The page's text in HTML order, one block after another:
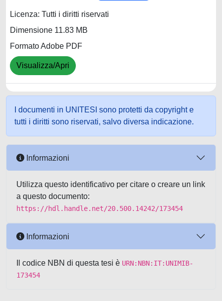
Licenza: Tutti i diritti riservati
Dimensione 11.83 MB
Formato Adobe PDF
Visualizza/Apri
I documenti in UNITESI sono protetti da copyright e
tutti i diritti sono riservati, salvo diversa indicazione.
Informazioni
Utilizza questo identificativo per citare o creare un link
a questo documento:
https://hdl.handle.net/20.500.14242/173454
Informazioni
Il codice NBN di questa tesi è URN:NBN:IT:UNIMIB-
173454